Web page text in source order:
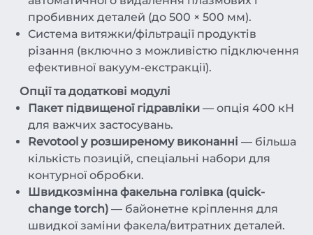
пробивних деталей (до 500 × 500 мм).
Система витяжки/фільтрації продуктів
різання (включно з можливістю підключення
ефективної вакуум-екстракції).
Опції та додаткові модулі
Пакет підвищеної гідравліки — опція 400 кН
для важчих застосувань.
Revotool у розширеному виконанні — більша
кількість позицій, спеціальні набори для
контурної обробки.
Швидкозмінна факельна голівка (quick-
change torch) — байонетне кріплення для
швидкої заміни факела/витратних деталей.